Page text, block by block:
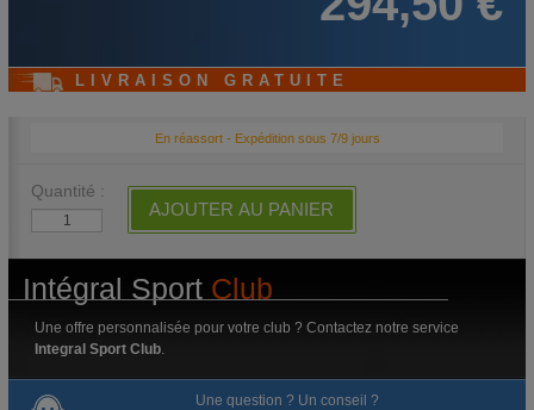
LIVRAISON GRATUITE
En réassort - Expédition sous 7/9 jours
Quantité :
AJOUTER AU PANIER
Intégral Sport Club
Une offre personnalisée pour votre club ? Contactez notre service
Integral Sport Club
Une question ? Un conseil ?